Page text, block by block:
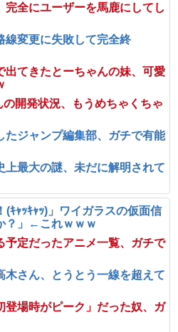
完全にユーザーを馬鹿にしてし
線変更に失敗して完全終
出てきたとーちゃんの妹、可愛
の開発状況、もうめちゃくちゃ
たジャンプ編集部、ガチで有能
上最大の謎、未だに解明されて
(ｷｬｯｷｬｯ)」ワイガラスの仮面信
？」←これｗｗｗ
予定だったアニメ一覧、ガチで
木さん、とうとう一線を超えて
登場時がピーク」だった奴、ガ